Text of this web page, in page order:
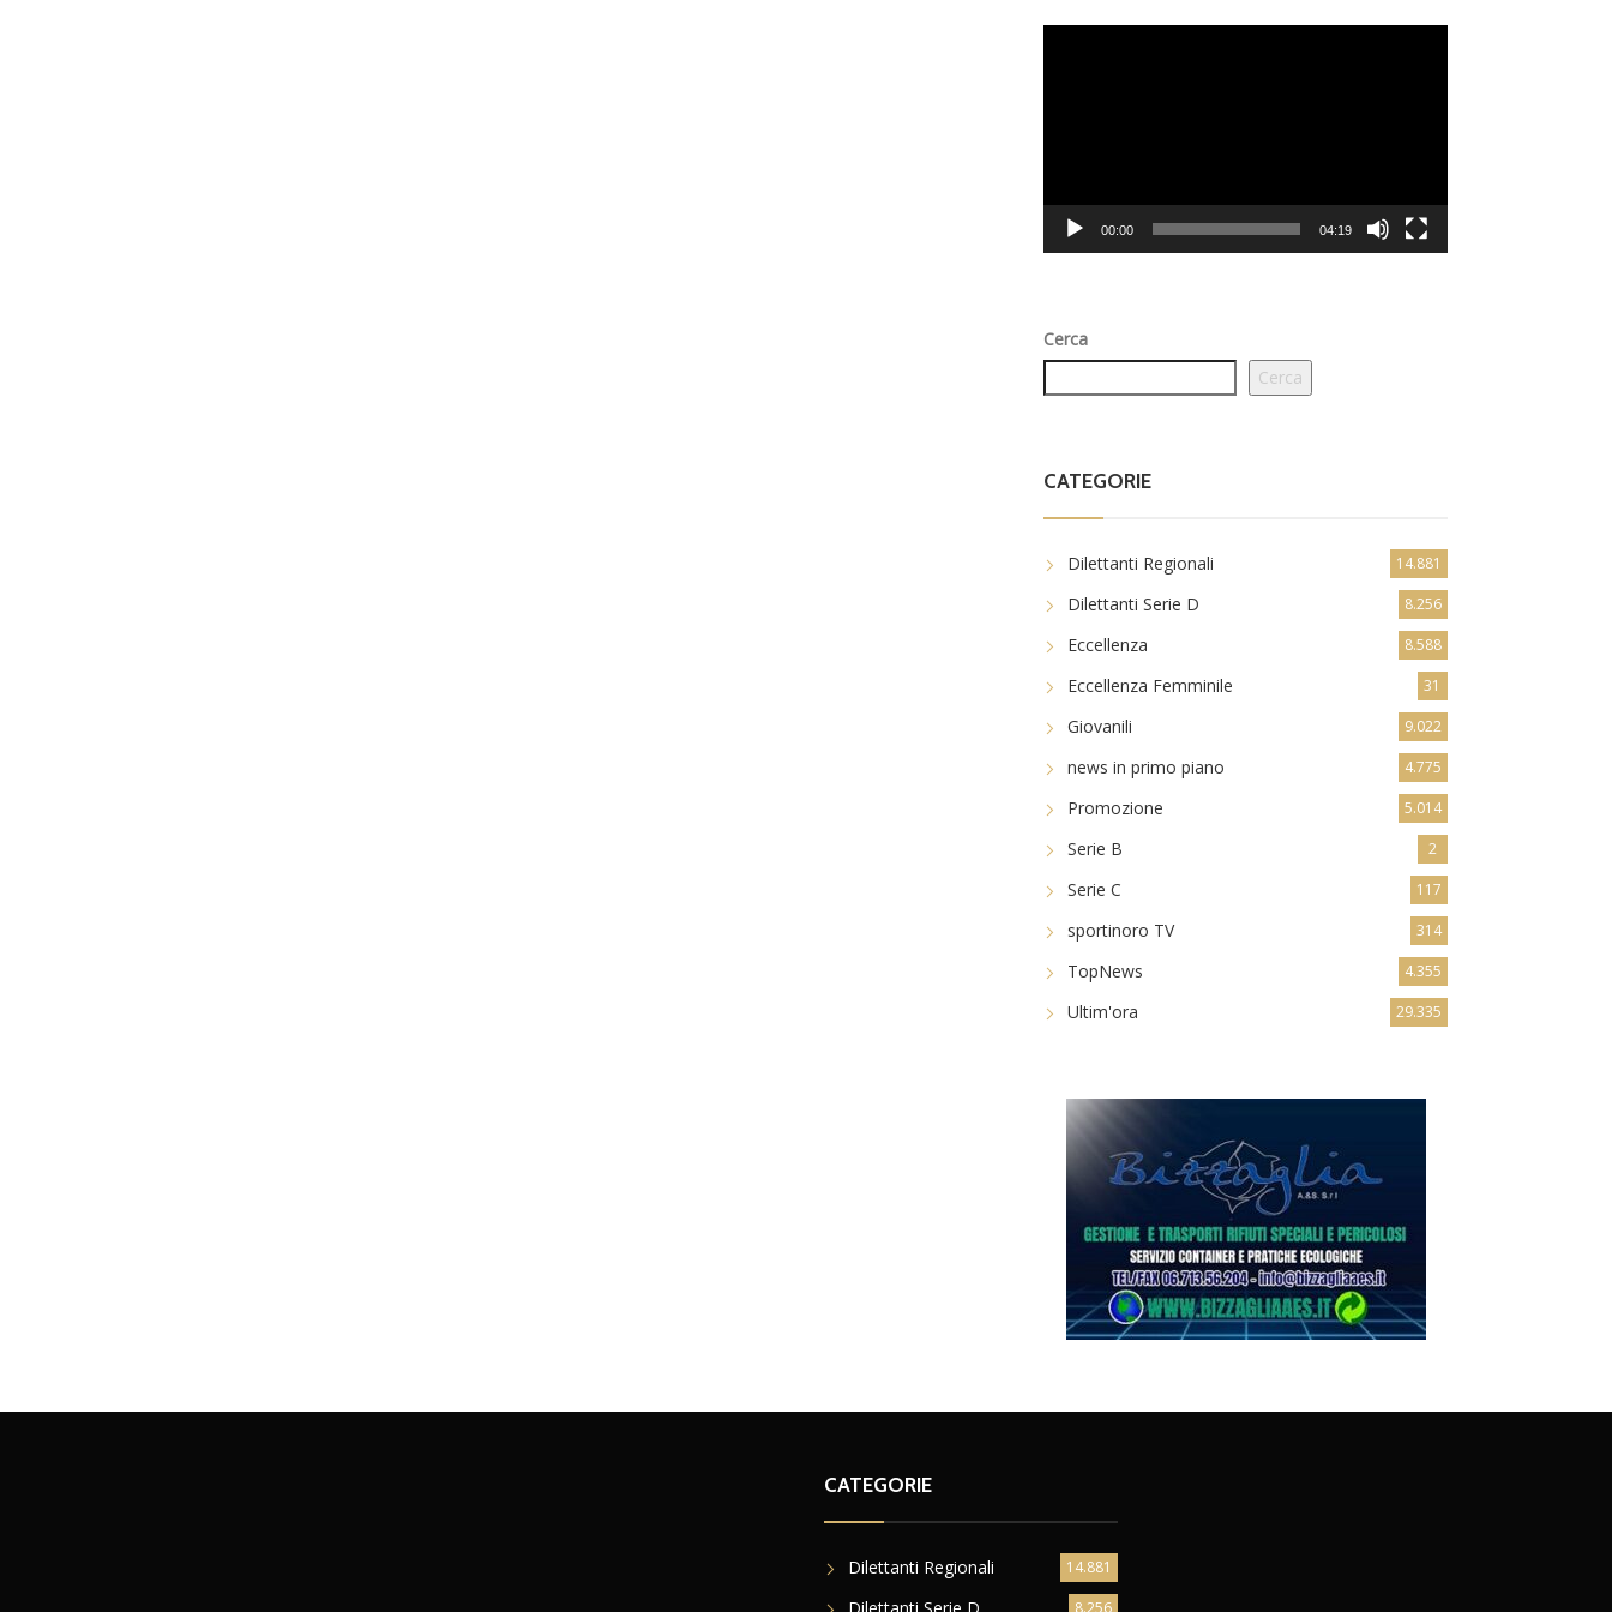
00:00 04:19
Cerca
Cerca
CATEGORIE
Dilettanti Regionali 14.881
Dilettanti Serie D 8.256
Eccellenza 8.588
Eccellenza Femminile 31
Giovanili 9.022
news in primo piano 4.775
Promozione 5.014
Serie B 2
Serie C 117
sportinoro TV 314
TopNews 4.355
Ultim'ora 29.335
CATEGORIE
Dilettanti Regionali 14.881
8.256